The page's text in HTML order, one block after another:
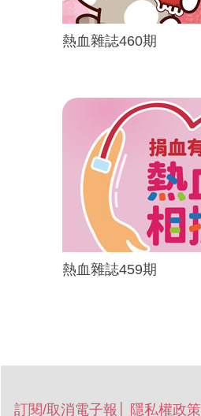
熱血雜誌460期
熱血雜誌459期
訂閱/取消電子報 隱私權政策